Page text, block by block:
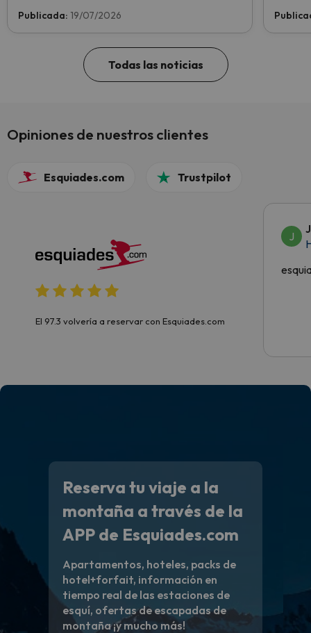
Publicada: 19/07/2026
Todas las noticias
Opiniones de nuestros clientes
Esquiades.com Trustpilot
El 97.3 volvería a reservar con Esquiades.com
J
Reserva tu viaje a la
montaña a través de la
APP de Esquiades.com
Apartamentos, hoteles, packs de
hotel+forfait, información en
tiempo real de las estaciones de
esquí, ofertas de escapadas de
montaña ¡y mucho más!